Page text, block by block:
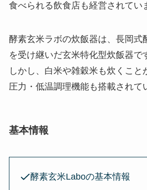
食べられる飲食店も経営されてい
酵素玄米ラボの炊飯器は、長岡式
を受け継いだ玄米特化型炊飯器で
しかし、白米や雑穀米も炊くこと
圧力・低温調理機能も搭載されて
基本情報
酵素玄米Laboの基本情報